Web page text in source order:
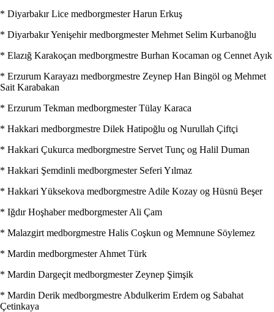
* Diyarbakır Lice medborgmester Harun Erkuş
* Diyarbakır Yenişehir medborgmester Mehmet Selim Kurbanoğlu
* Elazığ Karakoçan medborgmestre Burhan Kocaman og Cennet Ayık
* Erzurum Karayazı medborgmestre Zeynep Han Bingöl og Mehmet
Sait Karabakan
* Erzurum Tekman medborgmester Tülay Karaca
* Hakkari medborgmestre Dilek Hatipoğlu og Nurullah Çiftçi
* Hakkari Çukurca medborgmestre Servet Tunç og Halil Duman
* Hakkari Şemdinli medborgmester Seferi Yılmaz
* Hakkari Yüksekova medborgmestre Adile Kozay og Hüsnü Beşer
* Iğdır Hoşhaber medborgmester Ali Çam
* Malazgirt medborgmestre Halis Coşkun og Memnune Söylemez
* Mardin medborgmester Ahmet Türk
* Mardin Dargeçit medborgmester Zeynep Şimşik
* Mardin Derik medborgmestre Abdulkerim Erdem og Sabahat
Çetinkaya